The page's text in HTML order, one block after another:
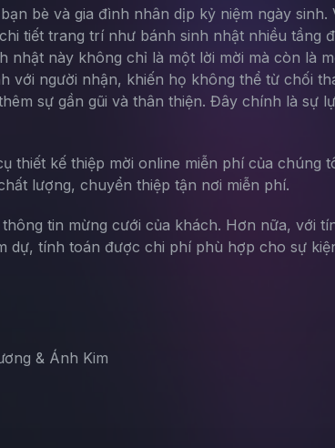
bè và gia đình nhân dịp kỷ niệm ngày sinh.
tiết trang trí như bánh sinh nhật nhiều tầng
nhật này không chỉ là một lời mời mà còn là
với người nhận, khiến họ không thể từ chối
sự gần gũi và thân thiện. Đây chính là sự
thiết kế thiệp mời online miễn phí của chúng
lượng, chuyển thiệp tận nơi miễn phí.
tin mừng cưới của khách. Hơn nữa, với
dự, tính toán được chi phí phù hợp cho sự
& Ánh Kim